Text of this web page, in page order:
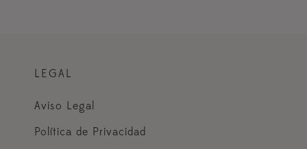
LEGAL
Aviso Legal
Política de Privacidad